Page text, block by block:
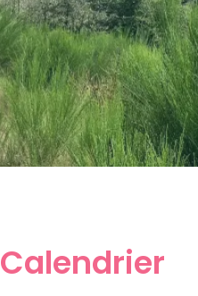
Calendrier